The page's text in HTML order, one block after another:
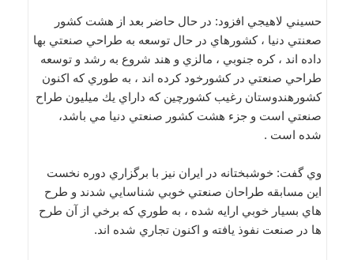
حسيني لاهيجي افزود: در حال حاضر بعد از هشت كشور
صعنتي دنيا ، كشورهاي در حال توسعه به طراحي صنعتي بها
داده اند ، كره جنوبي ، مالزي و هند شروع به رشد و توسعه
طراحي صنعتي در كشورخود كرده اند ، به طوري كه اكنون
كشورهندوستان رغيب كشورچين كه داراي يك ميليون طراح
صنعتي است و جزء هشت كشور صنعتي دنيا مي باشد،
شده است .
وي گفت: خوشبختانه در ايران نيز با برگزاري دوره نخست
اين مسابقه طراحان صنعتي خوبي شناسايي شدند و طرح
هاي بسيار خوبي ارايه شده ، به طوري كه برخي از آن طرح
ها در صنعت نفوذ يافته و اكنون تجاري شده اند.